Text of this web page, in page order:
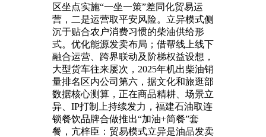
区坐点实施“一坐一策”差同化贸易运
营，二是运营取平安风险。立异模式侧
沉于贴合农户消费习惯的柴油供给形
式。优化能源发卖布局；借帮线上线下
融合运营、跨界联动及阶梯权益设想，
大型货车往来屡次，2025年机出柴油销
量排名区内公司第六，据文化和旅逛部
数据核心测算，正在商品精耕、场景立
异、IP打制上持续发力，福建石油取连
锁餐饮品牌合做推出“加油+简餐”套
餐，亢梓臣：贸易模式立异是油品发卖